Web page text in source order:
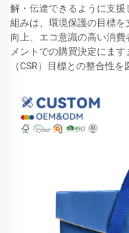
解・伝達できるように支
組みは、環境保護の目標
向上、エコ意識の高い消
メントでの購買決定にま
（CSR）目標との整合性